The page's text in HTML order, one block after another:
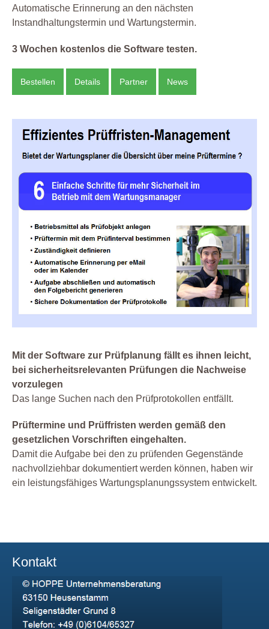
Automatische Erinnerung an den nächsten
Instandhaltungstermin und Wartungstermin.
3 Wochen kostenlos die Software testen.
Bestellen Details Partner News
Mit der Software zur Prüfplanung fällt es ihnen leicht,
bei sicherheitsrelevanten Prüfungen die Nachweise
vorzulegen
Das lange Suchen nach den Prüfprotokollen entfällt.
Prüftermine und Prüffristen werden gemäß den
gesetzlichen Vorschriften eingehalten.
Damit die Aufgabe bei den zu prüfenden Gegenstände
nachvollziehbar dokumentiert werden können, haben wir
ein leistungsfähiges Wartungsplanungssystem entwickelt.
Kontakt